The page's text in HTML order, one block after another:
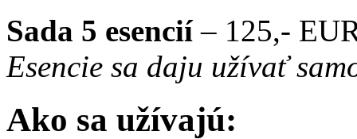
Sada 5 esencií– 125,-
Esencie sa daju užívať
Ako sa užívajú: